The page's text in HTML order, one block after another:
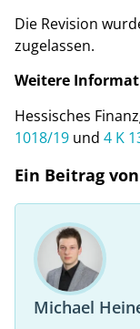
Die Revision
zugelassen.
Weitere
Hessisches
1018/19 und 4 K
Ein Beitrag
Michael